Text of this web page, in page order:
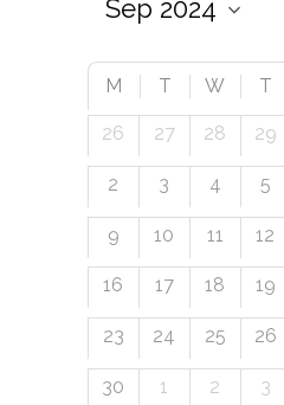
M T W T
26 27 28 29
2 3 4 5
9 10 11 12
16 17 18 19
23 24 25 26
30 1 2 3